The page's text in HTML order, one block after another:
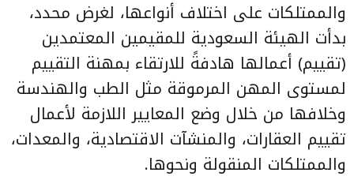
والممتلكات على اختلاف أنواعها، لغرض محدد،
بدأت الهيئة السعودية للمقيمين المعتمدين
(تقييم) أعمالها هادفةً للارتقاء بمهنة التقييم
لمستوى المهن المرموقة مثل الطب والهندسة
وخلافها من خلال وضع المعايير اللازمة لأعمال
تقييم العقارات، والمنشآت الاقتصادية، والمعدات،
والممتلكات المنقولة ونحوها.